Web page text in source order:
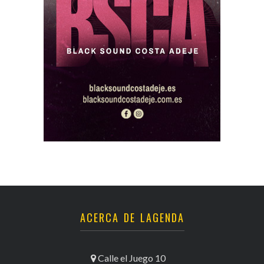
ACERCA DE LAGENDA
Calle el Juego 10